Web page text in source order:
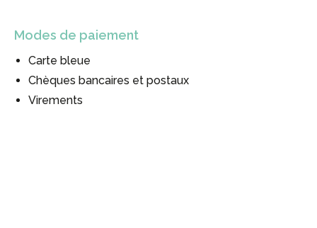
Modes de paiement
Carte bleue
Chèques bancaires et postaux
Virements